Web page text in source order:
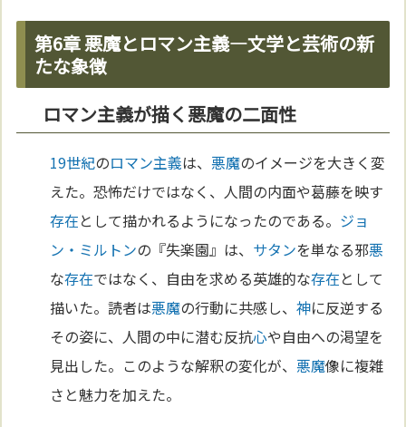
第6章 悪魔とロマン主義—文学と芸術の新
たな象徴
ロマン主義が描く悪魔の二面性
19世紀のロマン主義は、悪魔のイメージを大きく変
えた。恐怖だけではなく、人間の内面や葛藤を映す
存在として描かれるようになったのである。 ジョ
ン・ミルトンの『失楽園』は、 サタンを単なる邪悪
な存在ではなく、自由を求める英雄的な存在として
描いた。読者は悪魔の行動に共感し、神に反逆する
その姿に、人間の中に潜む反抗心や自由への渇望を
見出した。このような解釈の変化が、悪魔像に複雑
さと魅力を加えた。